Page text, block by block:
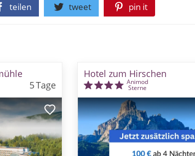
teilen tweet pin it
5Tage
Hotel zum Hirschen
Animod
Sterne